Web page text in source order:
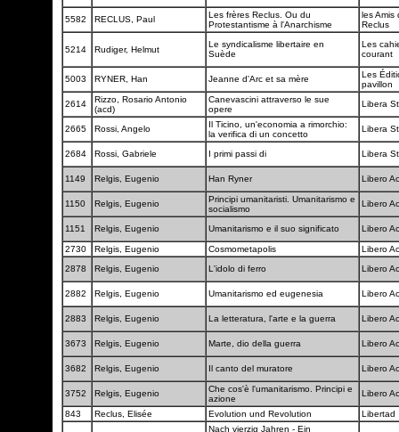
5582 RECLUS, Paul
Les frères Reclus. Ou du
Protestantisme à l'Anarchisme
les Amis
Reclus
5214 Rudiger, Helmut
Le syndicalisme libertaire en
Suède
Les
courant
5003 RYNER, Han Jeanne d'Arc et sa mère
Les
pavillon
2614
Rizzo, Rosario Antonio
(acd)
Canevascini attraverso le sue
opere
Libera
2665 Rossi, Angelo
Il Ticino, un'economia a rimorchio:
la verifica di un concetto
Libera
2684 Rossi, Gabriele I primi passi di Libera
1149 Relgis, Eugenio Han Ryner Libero
1150 Relgis, Eugenio
Principi umanitaristi. Umanitarismo e
socialismo
Libero
1151 Relgis, Eugenio Umanitarismo e il suo significato Libero
2730 Relgis, Eugenio Cosmometapolis
Libero
2878
Relgis, Eugenio L'idolo di ferro Libero
2882 Relgis, Eugenio Umanitarismo ed eugenesia Libero
2883 Relgis, Eugenio La letteratura, l'arte e la guerra Libero
3673 Relgis, Eugenio Marte, dio della guerra Libero
3682 Relgis, Eugenio Il canto del muratore Libero
3752 Relgis, Eugenio
Che cos'è l'umanitarismo. Principi e
azione
Libero
843 Reclus, Elisée Evolution und Revolution Libertad
Nach vierzig Jahren - Ein